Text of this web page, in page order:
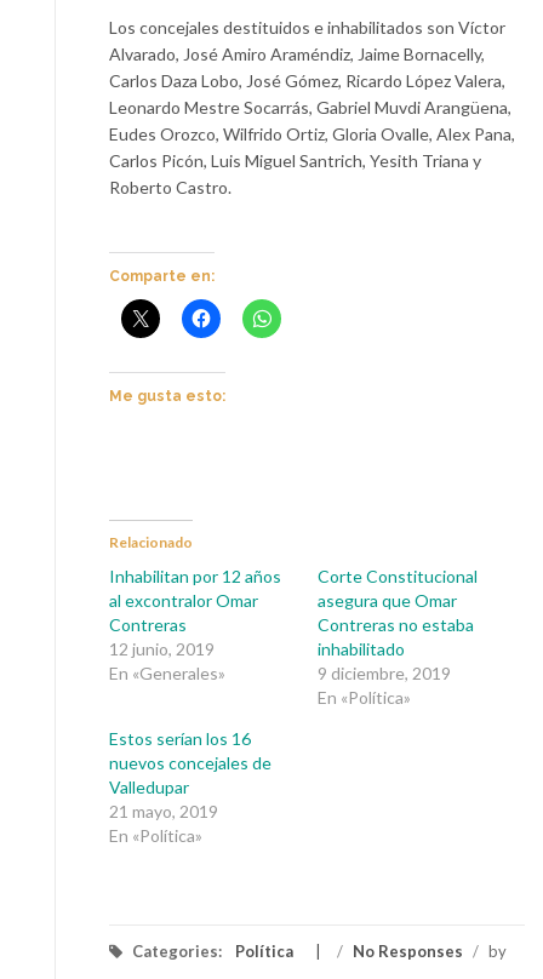
Los concejales destituidos e inhabilitados son Víctor
Alvarado, José Amiro Araméndiz, Jaime Bornacelly,
Carlos Daza Lobo, José Gómez, Ricardo López Valera,
Leonardo Mestre Socarrás, Gabriel Muvdi Arangüena,
Eudes Orozco, Wilfrido Ortiz, Gloria Ovalle, Alex Pana,
Carlos Picón, Luis Miguel Santrich, Yesith Triana y
Roberto Castro.
Comparte en:
Me gusta esto:
Relacionado
Inhabilitan por 12 años
al excontralor Omar
Contreras
12 junio, 2019
En «Generales»
Corte Constitucional
asegura que Omar
Contreras no estaba
inhabilitado
9 diciembre, 2019
En «Política»
Estos serían los 16
nuevos concejales de
Valledupar
21 mayo, 2019
En «Política»
Categories: Política / No Responses / by